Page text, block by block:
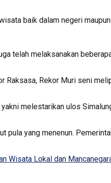
baik dalam negeri
telah melaksanakan
Raksasa, Rekor Muri seni
melestarikan ulos
pula yang menenun.
Wisata Lokal dan